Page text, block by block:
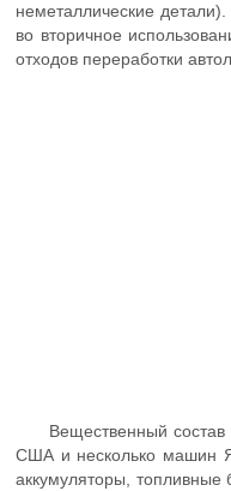
неметаллические
во вторичное
отходов переработки
Вещественный
США и несколько машин
аккумуляторы,